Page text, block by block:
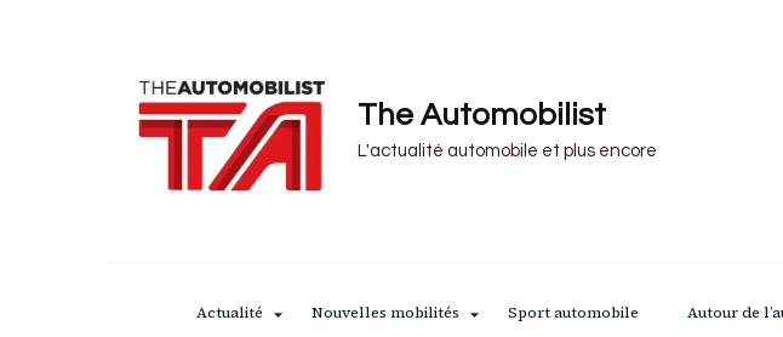
The Automobilist
L'actualité automobile et plus encore
Actualité Nouvelles mobilités Sport automobile Autour de